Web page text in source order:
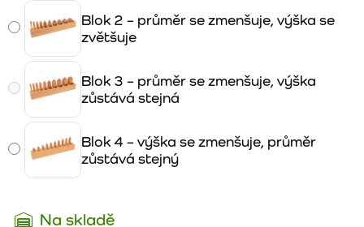
Na skladě
Blok 2 – průměr se zmenšuje, výška se
zvětšuje
Blok 3 – průměr se zmenšuje, výška
zůstává stejná
Blok 4 – výška se zmenšuje, průměr
zůstává stejný